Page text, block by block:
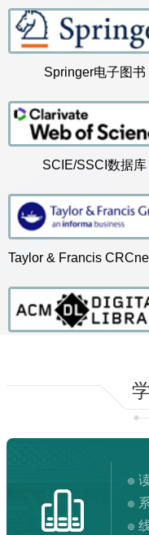
Springer电子图书
SCIE/SSCI数据库
采购。
2.荐购时请尽量提供详
处理。
3.图书馆将依据采选原
合考虑是否采纳您的推荐
4.读者可荐购部分外文
特藏推荐
...
本资源库中的单册
生去看心...
2026年4月新
2025年12月新书通
2025年10月新书通
TOP 100 ESI高被
Clinical
Global, regional, and
Valley polarization in
Lattice Water
Solubilizing and
Global, regional, and
资源推荐
为什么要等烟雨？